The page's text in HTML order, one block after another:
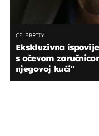
CELEBRITY
Ekskluzivna
s očevom
njegovoj kući''